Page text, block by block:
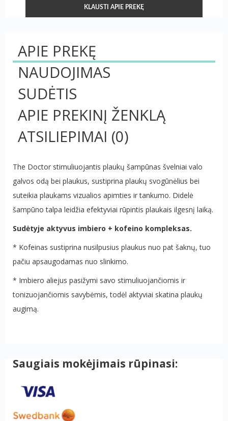
KLAUSTI APIE PREKĘ
APIE PREKĘ
NAUDOJIMAS
SUDĖTIS
APIE PREKINĮ ŽENKLĄ
ATSILIEPIMAI (0)
The Doctor stimuliuojantis plaukų šampūnas švelniai valo
galvos odą bei plaukus, sustiprina plaukų svogūnėlius bei
suteikia plaukams vizualios apimties ir tankumo. Didelė
šampūno talpa leidžia efektyviai rūpintis plaukais ilgesnį laiką.
Sudėtyje aktyvus imbiero + kofeino kompleksas.
* Kofeinas sustiprina nusilpusius plaukus nuo pat šaknų, tuo
pačiu apsaugodamas nuo slinkimo.
* Imbiero aliejus pasižymi savo stimuliuojančiomis ir
tonizuojančiomis savybėmis, todėl aktyviai skatina plaukų
augimą.
Saugiais mokėjimais rūpinasi: